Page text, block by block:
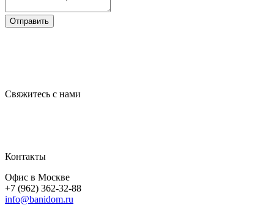
Отправить
Свяжитесь с нами
Контакты
Офис в Москве
+7 (962) 362-32-88
info@banidom.ru